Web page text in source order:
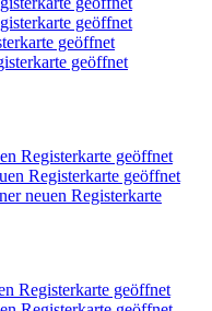
geöffnet
geöffnet
geöffnet
Registerkarte geöffnet
Registerkarte geöffnet
neuen Registerkarte
Registerkarte geöffnet